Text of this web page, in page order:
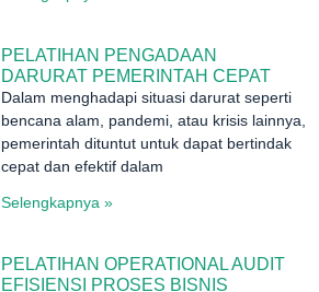
PELATIHAN PENGADAAN
DARURAT PEMERINTAH CEPAT
Dalam menghadapi situasi darurat seperti
bencana alam, pandemi, atau krisis lainnya,
pemerintah dituntut untuk dapat bertindak
cepat dan efektif dalam
Selengkapnya »
PELATIHAN OPERATIONAL AUDIT
EFISIENSI PROSES BISNIS